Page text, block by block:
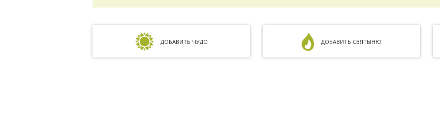
ДОБАВИТЬ ЧУДО ДОБАВИТЬ СВЯТЫНЮ